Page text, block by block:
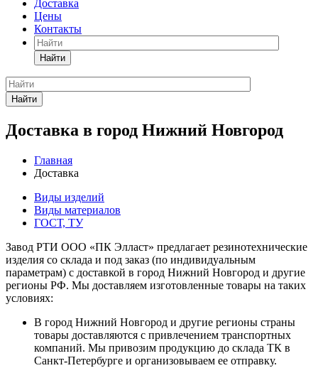
Доставка
Цены
Контакты
Найти
Найти
Доставка в город Нижний Новгород
Главная
Доставка
Виды изделий
Виды материалов
ГОСТ, ТУ
Завод РТИ ООО «ПК Элласт» предлагает резинотехнические
изделия со склада и под заказ (по индивидуальным
параметрам) с доставкой в город Нижний Новгород и другие
регионы РФ. Мы доставляем изготовленные товары на таких
условиях:
В город Нижний Новгород и другие регионы страны
товары доставляются с привлечением транспортных
компаний. Мы привозим продукцию до склада ТК в
Санкт-Петербурге и организовываем ее отправку.